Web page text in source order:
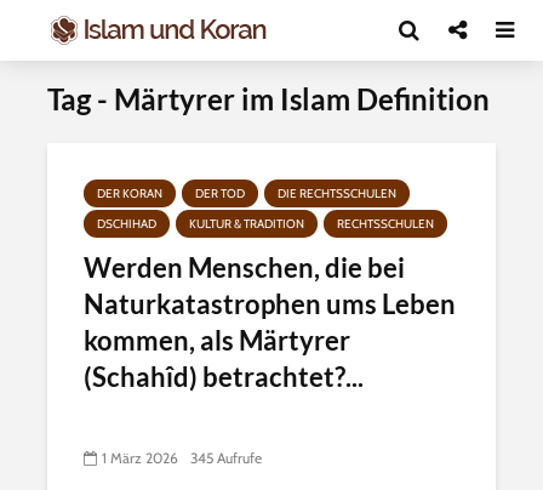
Tag - Märtyrer im Islam Definition
DER KORAN DER TOD
DIE RECHTSSCHULEN
DSCHIHAD
KULTUR & TRADITION RECHTSSCHULEN
Werden Menschen, die bei
Naturkatastrophen ums Leben
kommen, als Märtyrer
(Schahîd) betrachtet?...
1 März 2026 345 Aufrufe